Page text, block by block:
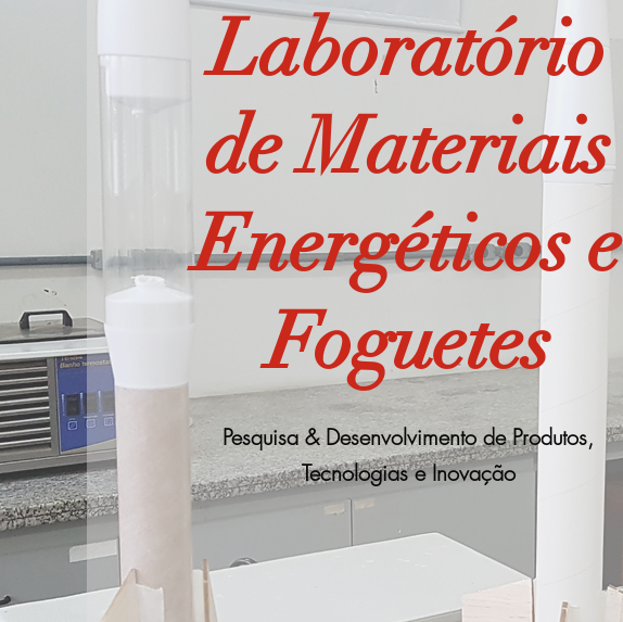
Laboratório
de Materiais
Energéticos e
Foguetes
Pesquisa & Desenvolvimento de Produtos,
Tecnologias e Inovação